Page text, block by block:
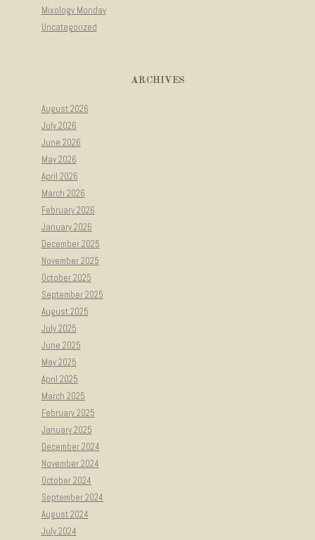
Mixology Monday
Uncategorized
ARCHIVES
August 2026
July 2026
June 2026
May 2026
April 2026
March 2026
February 2026
January 2026
December 2025
November 2025
October 2025
September 2025
August 2025
July 2025
June 2025
May 2025
April 2025
March 2025
February 2025
January 2025
December 2024
November 2024
October 2024
September 2024
August 2024
July 2024